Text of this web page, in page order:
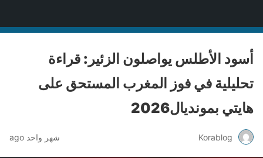
أسود الأطلس يواصلون الزئير: قراءة
تحليلية في فوز المغرب المستحق على
هايتي بمونديال2026
Korablog شهر واحد ago